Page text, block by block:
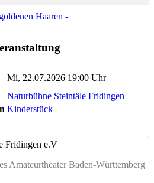
Mi, 22.07.2026 19:00 Uhr
Naturbühne Steintäle Fridingen
Kinderstück
Fridingen e.V
Amateurtheater Baden-Württemberg